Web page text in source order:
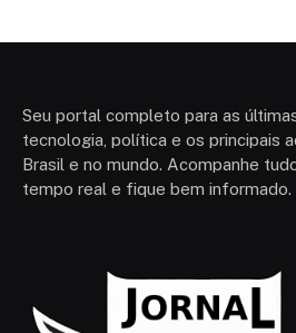
Seu portal completo para as
tecnologia, política e os principais
Brasil e no mundo. Acompanhe
tempo real e fique bem informado.